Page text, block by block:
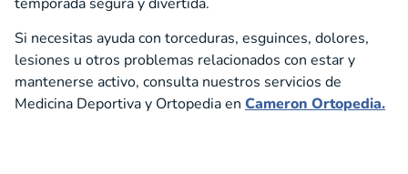
Si necesitas ayuda con torceduras, esguinces, dolores,
lesiones u otros problemas relacionados con estar y
mantenerse activo, consulta nuestros servicios de
Medicina Deportiva y Ortopedia en Cameron Ortopedia.